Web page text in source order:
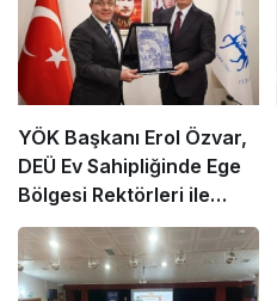
YÖK Başkanı Erol Özvar,
DEÜ Ev Sahipliğinde Ege
Bölgesi Rektörleri ile
Buluştu